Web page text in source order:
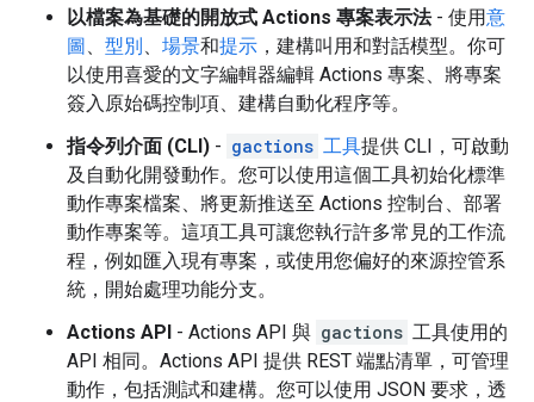
以檔案為基礎的開放式 Actions 專案表示法- 使用意
圖、 型別、 場景和提示 ，建構叫用和對話模型。你可
以使用喜愛的文字編輯器編輯 Actions 專案、將專案
簽入原始碼控制項、建構自動化程序等。
指令列介面 (CLI) - gactions 工具提供 CLI，可啟動
及自動化開發動作。您可以使用這個工具初始化標準
動作專案檔案、將更新推送至 Actions 控制台、部署
動作專案等。這項工具可讓您執行許多常見的工作流
程，例如匯入現有專案，或使用您偏好的來源控管系
統，開始處理功能分支。
Actions API - Actions API 與 gactions 工具使用的
API 相同。Actions API 提供 REST 端點清單，可管理
動作，包括測試和建構。您可以使用 JSON 要求，透